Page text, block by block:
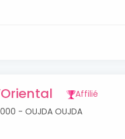
Affilié
- OUJDA OUJDA